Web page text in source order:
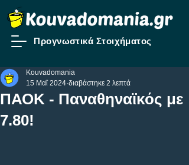
Προγνωστικά Στοιχήματος
ΠΑΟΚ - Παναθηναϊκός με
7.80!
Kouvadomania
15 Μαΐ 2024 διαβάστηκε 2 λεπτά